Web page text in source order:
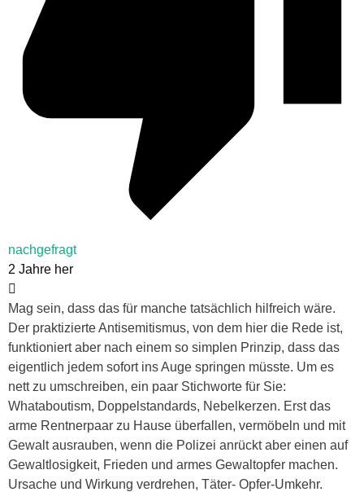
nachgefragt
2 Jahre her
Mag sein, dass das für manche tatsächlich hilfreich wäre.
Der praktizierte Antisemitismus, von dem hier die Rede ist,
funktioniert aber nach einem so simplen Prinzip, dass das
eigentlich jedem sofort ins Auge springen müsste. Um es
nett zu umschreiben, ein paar Stichworte für Sie:
Whataboutism, Doppelstandards, Nebelkerzen. Erst das
arme Rentnerpaar zu Hause überfallen, vermöbeln und mit
Gewalt ausrauben, wenn die Polizei anrückt aber einen auf
Gewaltlosigkeit, Frieden und armes Gewaltopfer machen.
Ursache und Wirkung verdrehen, Täter- Opfer-Umkehr.